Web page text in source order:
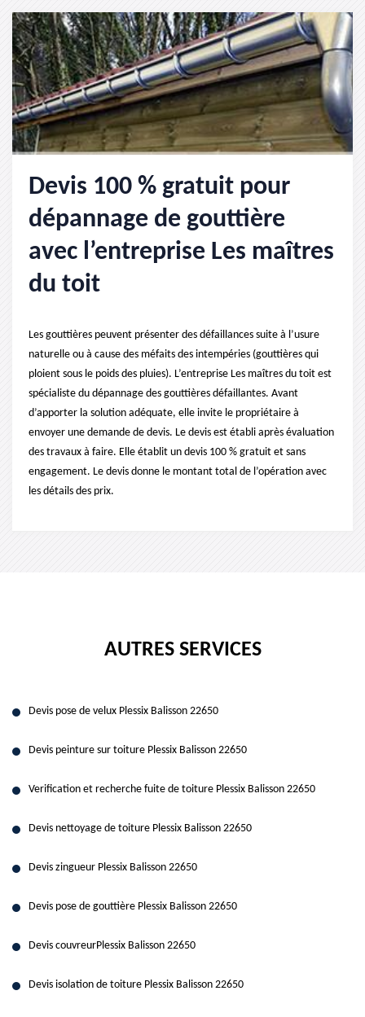
Devis 100 % gratuit pour
dépannage de gouttière
avec l’entreprise Les maîtres
du toit
Les gouttières peuvent présenter des défaillances suite à l’usure
naturelle ou à cause des méfaits des intempéries (gouttières qui
ploient sous le poids des pluies). L’entreprise Les maîtres du toit est
spécialiste du dépannage des gouttières défaillantes. Avant
d’apporter la solution adéquate, elle invite le propriétaire à
envoyer une demande de devis. Le devis est établi après évaluation
des travaux à faire. Elle établit un devis 100 % gratuit et sans
engagement. Le devis donne le montant total de l’opération avec
les détails des prix.
AUTRES SERVICES
Devis pose de velux Plessix Balisson 22650
Devis peinture sur toiture Plessix Balisson 22650
Verification et recherche fuite de toiture Plessix Balisson 22650
Devis nettoyage de toiture Plessix Balisson 22650
Devis zingueur Plessix Balisson 22650
Devis pose de gouttière Plessix Balisson 22650
Devis couvreurPlessix Balisson 22650
Devis isolation de toiture Plessix Balisson 22650